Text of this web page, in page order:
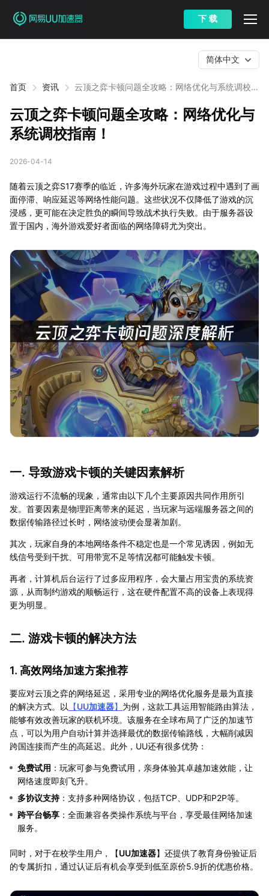
下 载
首页 资讯
云顶之弈卡顿问题全攻略：网络优化与系统调校指
简体中文
云顶之弈卡顿问题全攻略：网络优化与
系统调校指南！
2026-04-14
随着云顶之弈S17赛季的临近，许多海外玩家在游戏过程中遇到了画
面停滞、响应延迟等网络性能问题。这些状况不仅降低了游戏的沉
浸感，更可能在决定胜负的瞬间导致战术执行失败。由于服务器设
置于国内，海外游戏爱好者面临的网络障碍尤为突出。
一. 导致游戏卡顿的关键因素解析
游戏运行不流畅的现象，通常由以下几个主要原因共同作用所引
发。首要因素是物理距离带来的延迟，当玩家与远端服务器之间的
数据传输路径过长时，网络波动便会显著加剧。
其次，玩家自身的本地网络条件不稳定也是一个常见诱因，例如无
线信号受到干扰、可用带宽不足等情况都可能触发卡顿。
再者，计算机后台运行了过多应用程序，会大量占用宝贵的系统资
源，从而制约游戏的顺畅运行，这在硬件配置不高的设备上表现得
更为明显。
二. 游戏卡顿的解决方法
1. 高效网络加速方案推荐
要应对云顶之弈的网络延迟，采用专业的网络优化服务是最为直接
的解决方式。以
【UU加速器】 为例，这款工具运用智能路由算法，
能够有效改善玩家的联机环境。该服务在全球布局了广泛的加速节
点，可以为用户自动计算并选择最优的数据传输路线，大幅削减因
跨国连接而产生的高延迟。此外，UU还有很多优势：
免费试用 ：玩家可参与免费试用，亲身体验其卓越加速效能，让
网络速度即刻飞升。
多协议支持：支持多种网络协议，包括TCP、UDP和P2P等。
跨平台畅享 ：全面兼容各类操作系统与平台，享受最佳网络加速
服务。
同时，对于在校学生用户，【UU加速器】还提供了教育身份验证后
的专属折扣，通过认证后有机会享受到低至原价5.9折的优惠价格。